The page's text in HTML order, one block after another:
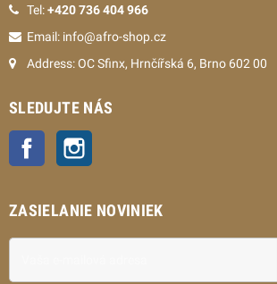
Tel:+420 736 404 966
Email: info@afro-shop.cz
Address: OC Sfinx, Hrnčířská 6, Brno 602 00
SLEDUJTE NÁS
Facebook
ZASIELANIE NOVINIEK